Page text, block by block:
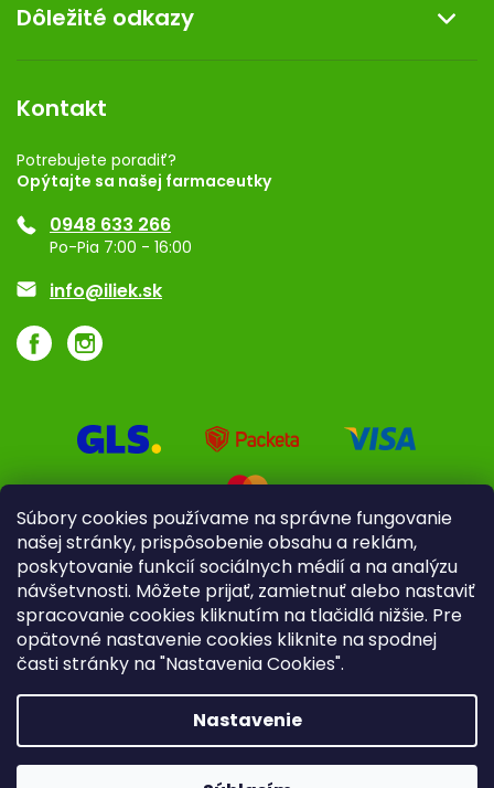
Súbory cookies používame na správne fungovanie
našej stránky, prispôsobenie obsahu a reklám,
poskytovanie funkcií sociálnych médií a na analýzu
návšetvnosti. Môžete prijať, zamietnuť alebo nastaviť
spracovanie cookies kliknutím na tlačidlá nižšie. Pre
opätovné nastavenie cookies kliknite na spodnej
časti stránky na "Nastavenia Cookies".
Nastavenie
Darček k nákupu
Kontakt
Dermocentrum
Dôležité odkazy
Rozhodnutie na prevádzku
Registrácia
Ponuka pre firmy
Značky
Kontakt
Potrebujete poradiť?
Opýtajte sa našej farmaceutky
0948 633 266
Po-Pia 7:00 - 16:00
info@iliek.sk
Pre firmy Poradenstvo
iliek.sk. Všetky práva vyhradené.
nastavenie cookies